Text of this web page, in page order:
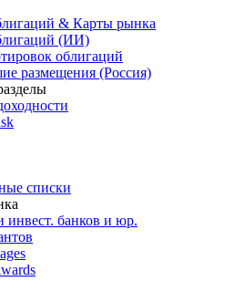
аналитический журнал
& Карты рынка
(ИИ)
облигаций
размещения (Россия)
списки
инвест. банков и юр.